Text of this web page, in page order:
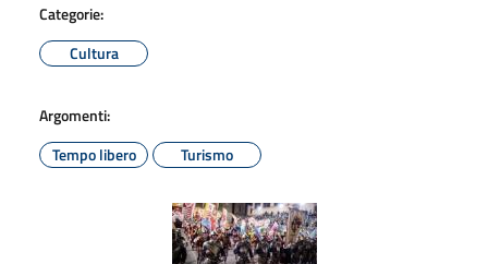
Categorie:
Cultura
Argomenti:
Tempo libero
Turismo